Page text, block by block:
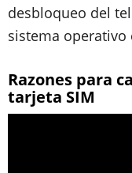
desbloqueo del
sistema
Razones para
tarjeta SIM